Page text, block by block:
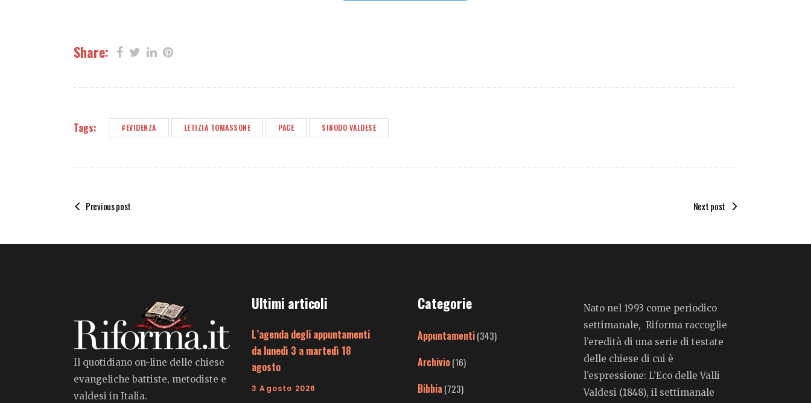
Share:
Tags: #EVIDENZA LETIZIA TOMASSONE PACE SINODO VALDESE
Previous post Next post
Il quotidiano on-line delle chiese
evangeliche battiste, metodiste e
valdesi in Italia.
Ultimi articoli
L’agenda degli appuntamenti
da lunedì 3 a martedì 18
agosto
3 Agosto 2026
Categorie
Appuntamenti(343)
Archivio(16)
Bibbia (723)
Nato nel 1993 come periodico
settimanale, Riforma raccoglie
l’eredità di una serie di testate
delle chiese di cui è
l’espressione: L’Eco delle Valli
Valdesi (1848), il settimanale